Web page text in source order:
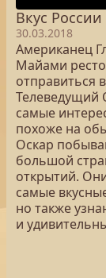
Вкус России
30.03.2018
Американец
Майами
отправиться
Телеведущий
самые
похоже на
Оскар
большой
открытий.
самые
но также
и